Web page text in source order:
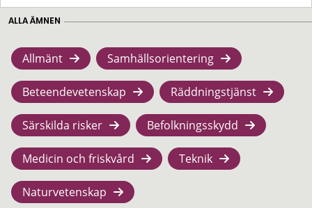
ALLA ÄMNEN
Allmänt Samhällsorientering
Beteendevetenskap Räddningstjänst
Särskilda risker Befolkningsskydd
Medicin och friskvård Teknik
Naturvetenskap